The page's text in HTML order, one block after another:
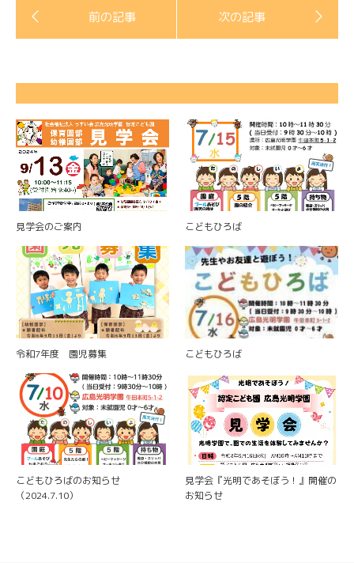
見学会のご案内 こどもひろば
令和7年度 園児募集 こどもひろば
こどもひろばのお知らせ
（2024.7.10）
見学会『光明であそぼう！』開催の
お知らせ